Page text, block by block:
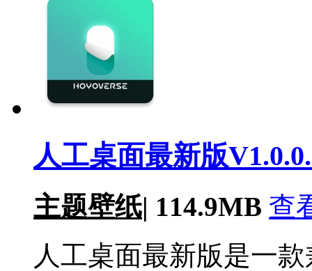
人工桌面最新版
主题壁纸| 114.9MB 查
人工桌面最新版是一